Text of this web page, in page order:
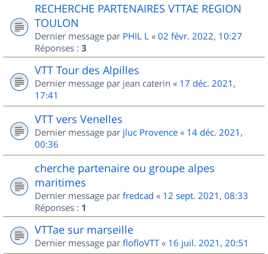
RECHERCHE PARTENAIRES VTTAE REGION
TOULON
Dernier message par PHIL L « 02 févr. 2022, 10:27
Réponses : 3
VTT Tour des Alpilles
Dernier message par jean caterin « 17 déc. 2021,
17:41
VTT vers Venelles
Dernier message par jluc Provence « 14 déc. 2021,
00:36
cherche partenaire ou groupe alpes
maritimes
Dernier message par fredcad « 12 sept. 2021, 08:33
Réponses : 1
VTTae sur marseille
Dernier message par flofloVTT« 16 juil. 2021, 20:51